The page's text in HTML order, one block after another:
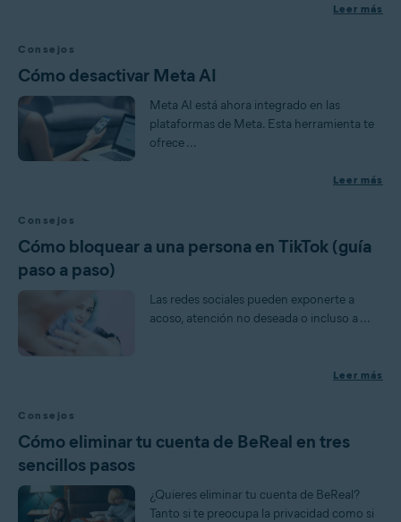
Leer más
Consejos
Cómo desactivar Meta AI
Meta AI está ahora integrado en las
plataformas de Meta. Esta herramienta te
ofrece ...
Leer más
Consejos
Cómo bloquear a una persona en TikTok (guía
paso a paso)
Las redes sociales pueden exponerte a
acoso, atención no deseada o incluso a ...
Leer más
Consejos
Cómo eliminar tu cuenta de BeReal en tres
sencillos pasos
¿Quieres eliminar tu cuenta de BeReal?
Tanto si te preocupa la privacidad como si